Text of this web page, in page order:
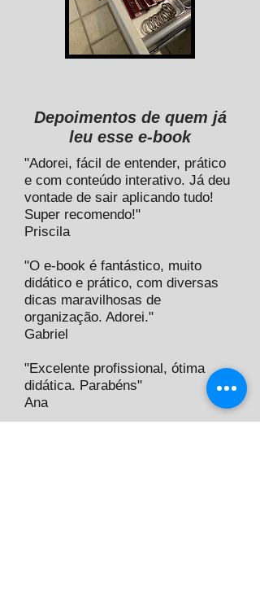
Depoimentos de quem já
leu esse e-book
"Adorei, fácil de entender, prático
e com conteúdo interativo. Já deu
vontade de sair aplicando tudo!
Super recomendo!"
Priscila
"O e-book é fantástico, muito
didático e prático, com diversas
dicas maravilhosas de
organização. Adorei."
Gabriel
"Excelente profissional, ótima
didática. Parabéns"
Ana